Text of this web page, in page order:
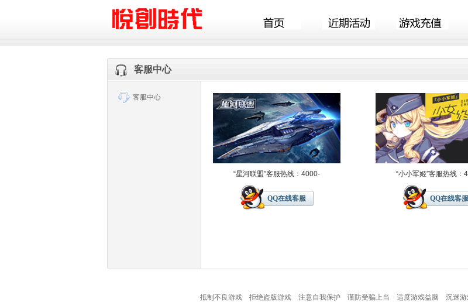
客服中心
客服中心
“星河联盟”客服热线：4000-
QQ在线客服
“小小军姬”客服热线：
QQ在线客服
抵制不良游戏 拒绝盗版游戏 注意自我保护 谨防受骗上当 适度游戏益脑 沉迷